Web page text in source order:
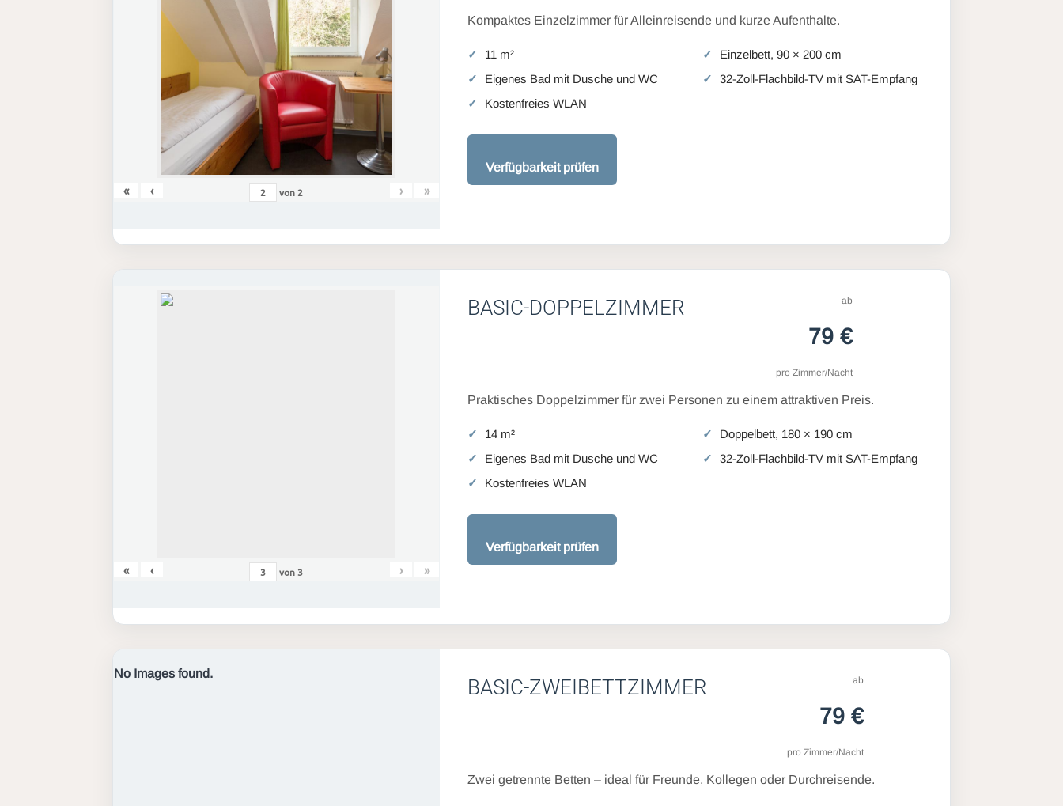
« ‹ von 2 › »
Kompaktes Einzelzimmer für Alleinreisende und kurze Aufenthalte.
11 m²
Einzelbett, 90 × 200 cm
Eigenes Bad mit Dusche und WC
32-Zoll-Flachbild-TV mit SAT-Empfang
Kostenfreies WLAN
Verfügbarkeit prüfen
« ‹ von3 › »
BASIC-DOPPELZIMMER ab
79 €
pro Zimmer/Nacht
Praktisches Doppelzimmer für zwei Personen zu einem attraktiven Preis.
14 m²
Doppelbett, 180 × 190 cm
Eigenes Bad mit Dusche und WC
32-Zoll-Flachbild-TV mit SAT-Empfang
Kostenfreies WLAN
Verfügbarkeit prüfen
No Images found.
BASIC-ZWEIBETTZIMMER ab
79 €
pro Zimmer/Nacht
Zwei getrennte Betten – ideal für Freunde, Kollegen oder Durchreisende.